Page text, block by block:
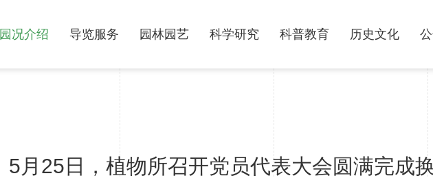
园况介绍 导览服务 园林园艺 科学研究 科普教育 历史文化
5月25日，植物所召开党员代表大会圆满完成